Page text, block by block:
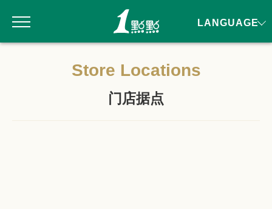
Store Locations
门店据点
LANGUAGE